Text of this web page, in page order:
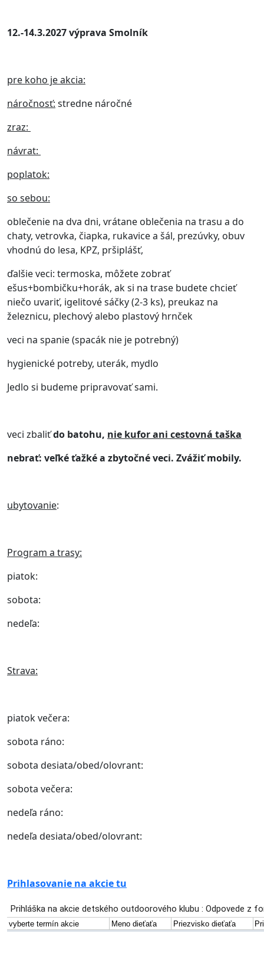
12.-14.3.2027 výprava Smolník
pre koho je akcia:
náročnosť: stredne náročné
zraz:
návrat:
poplatok:
so sebou:
oblečenie na dva dni, vrátane oblečenia na trasu a do
chaty, vetrovka, čiapka, rukavice a šál, prezúvky, obuv
vhodnú do lesa, KPZ, pršiplášť,
ďalšie veci: termoska, môžete zobrať
ešus+bombičku+horák, ak si na trase budete chcieť
niečo uvariť, igelitové sáčky (2-3 ks), preukaz na
železnicu, plechový alebo plastový hrnček
veci na spanie (spacák nie je potrebný)
hygienické potreby, uterák, mydlo
Jedlo si budeme pripravovať sami.
veci zbaliťdo batohu, nie kufor ani cestovná taška
nebrať: veľké ťažké a zbytočné veci. Zvážiť mobily.
ubytovanie:
Program a trasy:
piatok:
sobota:
nedeľa:
Strava:
piatok večera:
sobota ráno:
sobota desiata/obed/olovrant:
sobota večera:
nedeľa ráno:
nedeľa desiata/obed/olovrant:
Prihlasovanie na akcie tu